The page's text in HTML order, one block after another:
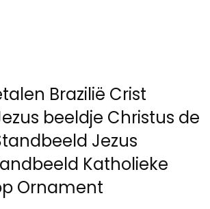
Brazilië Crist
beeldje Christus de
Jezus
Katholieke
Ornament